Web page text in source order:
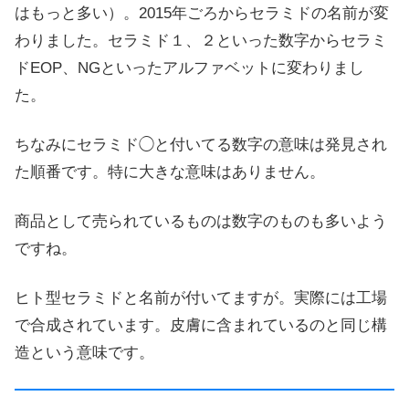
はもっと多い）。2015年ごろからセラミドの名前が変
わりました。セラミド１、２といった数字からセラミ
ドEOP、NGといったアルファベットに変わりまし
た。
ちなみにセラミド◯と付いてる数字の意味は発見され
た順番です。特に大きな意味はありません。
商品として売られているものは数字のものも多いよう
ですね。
ヒト型セラミドと名前が付いてますが。実際には工場
で合成されています。皮膚に含まれているのと同じ構
造という意味です。